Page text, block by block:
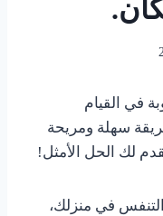
في القيام
سهلة ومريحة
لك الحل الأمثل!
في منزلك،